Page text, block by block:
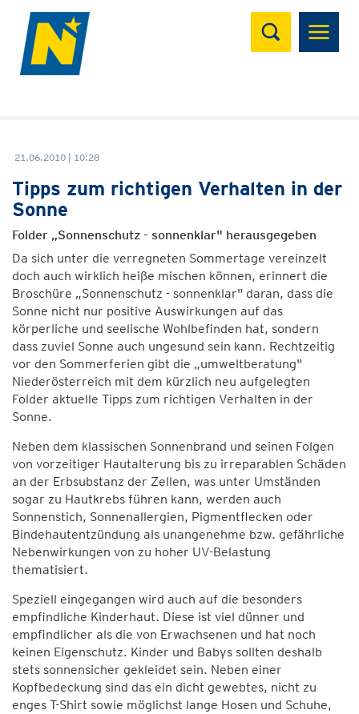
Suchen
21.06.2010 | 10:28
Tipps zum richtigen Verhalten in der
Sonne
Folder „Sonnenschutz - sonnenklar" herausgegeben
Da sich unter die verregneten Sommertage vereinzelt
doch auch wirklich heiße mischen können, erinnert die
Broschüre „Sonnenschutz - sonnenklar" daran, dass die
Sonne nicht nur positive Auswirkungen auf das
körperliche und seelische Wohlbefinden hat, sondern
dass zuviel Sonne auch ungesund sein kann. Rechtzeitig
vor den Sommerferien gibt die „umweltberatung"
Niederösterreich mit dem kürzlich neu aufgelegten
Folder aktuelle Tipps zum richtigen Verhalten in der
Sonne.
Neben dem klassischen Sonnenbrand und seinen Folgen
von vorzeitiger Hautalterung bis zu irreparablen Schäden
an der Erbsubstanz der Zellen, was unter Umständen
sogar zu Hautkrebs führen kann, werden auch
Sonnenstich, Sonnenallergien, Pigmentflecken oder
Bindehautentzündung als unangenehme bzw. gefährliche
Nebenwirkungen von zu hoher UV-Belastung
thematisiert.
Speziell eingegangen wird auch auf die besonders
empfindliche Kinderhaut. Diese ist viel dünner und
empfindlicher als die von Erwachsenen und hat noch
keinen Eigenschutz. Kinder und Babys sollten deshalb
stets sonnensicher gekleidet sein. Neben einer
Kopfbedeckung sind das ein dicht gewebtes, nicht zu
enges T-Shirt sowie möglichst lange Hosen und Schuhe,